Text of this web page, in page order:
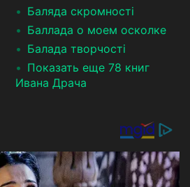
Баляда скромності
Баллада о моем осколке
Балада творчості
Показать еще 78 книг
Ивана Драча